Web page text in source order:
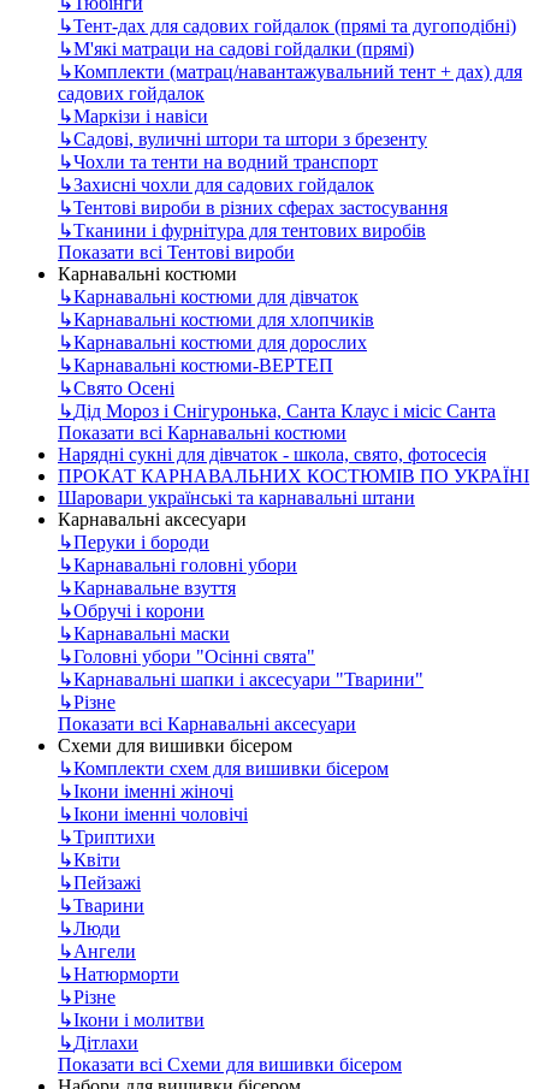
↳Тент-дах для садових гойдалок (прямі та дугоподібні)
↳М'які матраци на садові гойдалки (прямі)
↳Комплекти (матрац/навантажувальний тент + дах) для
садових гойдалок
↳Маркізи і навіси
↳Садові, вуличні штори та штори з брезенту
↳Чохли та тенти на водний транспорт
↳Захисні чохли для садових гойдалок
↳Тентові вироби в різних сферах застосування
↳Тканини і фурнітура для тентових виробів
Показати всі Тентові вироби
Карнавальні костюми
↳Карнавальні костюми для дівчаток
↳Карнавальні костюми для хлопчиків
↳Карнавальні костюми для дорослих
↳Карнавальні костюми-ВЕРТЕП
↳Свято Осені
↳Дід Мороз і Снігуронька, Санта Клаус і місіс Санта
Показати всі Карнавальні костюми
Нарядні сукні для дівчаток - школа, свято, фотосесія
ПРОКАТ КАРНАВАЛЬНИХ КОСТЮМІВ ПО УКРАЇНІ
Шаровари українські та карнавальні штани
Карнавальні аксесуари
↳Перуки і бороди
↳Карнавальні головні убори
↳Карнавальне взуття
↳Обручі і корони
↳Карнавальні маски
↳Головні убори "Осінні свята"
↳Карнавальні шапки і аксесуари "Тварини"
↳Різне
Показати всі Карнавальні аксесуари
Схеми для вишивки бісером
↳Комплекти схем для вишивки бісером
↳Ікони іменні жіночі
↳Ікони іменні чоловічі
↳Триптихи
↳Квіти
↳Пейзажі
↳Тварини
↳Люди
↳Ангели
↳Натюрморти
↳Різне
↳Ікони і молитви
↳Дітлахи
Показати всі Схеми для вишивки бісером